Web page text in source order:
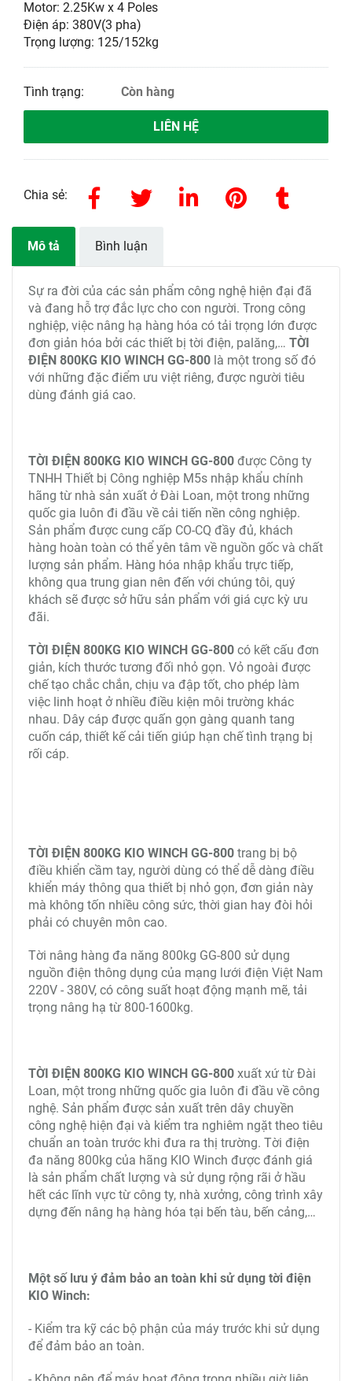
Motor: 2.25Kw x 4 Poles
Điện áp: 380V(3 pha)
Trọng lượng: 125/152kg
Tình trạng: Còn hàng
LIÊN HỆ
Chia sẻ:
Mô tả Bình luận
Sự ra đời của các sản phẩm công nghệ hiện đại đã
và đang hỗ trợ đắc lực cho con người. Trong công
nghiệp, việc nâng hạ hàng hóa có tải trọng lớn được
đơn giản hóa bởi các thiết bị tời điện, palăng,… TỜI
ĐIỆN 800KG KIO WINCH GG-800 là một trong số đó
với những đặc điểm ưu việt riêng, được người tiêu
dùng đánh giá cao.
TỜI ĐIỆN 800KG KIO WINCH GG-800 được Công ty
TNHH Thiết bị Công nghiệp M5s nhập khẩu chính
hãng từ nhà sản xuất ở Đài Loan, một trong những
quốc gia luôn đi đầu về cải tiến nền công nghiệp.
Sản phẩm được cung cấp CO-CQ đầy đủ, khách
hàng hoàn toàn có thể yên tâm về nguồn gốc và chất
lượng sản phẩm. Hàng hóa nhập khẩu trực tiếp,
không qua trung gian nên đến với chúng tôi, quý
khách sẽ được sở hữu sản phẩm với giá cực kỳ ưu
đãi.
TỜI ĐIỆN 800KG KIO WINCH GG-800 có kết cấu đơn
giản, kích thước tương đối nhỏ gọn. Vỏ ngoài được
chế tạo chắc chắn, chịu va đập tốt, cho phép làm
việc linh hoạt ở nhiều điều kiện môi trường khác
nhau. Dây cáp được quấn gọn gàng quanh tang
cuốn cáp, thiết kế cải tiến giúp hạn chế tình trạng bị
rối cáp.
TỜI ĐIỆN 800KG KIO WINCH GG-800 trang bị bộ
điều khiển cầm tay, người dùng có thể dễ dàng điều
khiển máy thông qua thiết bị nhỏ gọn, đơn giản này
mà không tốn nhiều công sức, thời gian hay đòi hỏi
phải có chuyên môn cao.
Tời nâng hàng đa năng 800kg GG-800 sử dụng
nguồn điện thông dụng của mạng lưới điện Việt Nam
220V - 380V, có công suất hoạt động mạnh mẽ, tải
trọng nâng hạ từ 800-1600kg.
TỜI ĐIỆN 800KG KIO WINCH GG-800 xuất xứ từ Đài
Loan, một trong những quốc gia luôn đi đầu về công
nghệ. Sản phẩm được sản xuất trên dây chuyền
công nghệ hiện đại và kiểm tra nghiêm ngặt theo tiêu
chuẩn an toàn trước khi đưa ra thị trường. Tời điện
đa năng 800kg của hãng KIO Winch được đánh giá
là sản phẩm chất lượng và sử dụng rộng rãi ở hầu
hết các lĩnh vực từ công ty, nhà xưởng, công trình xây
dựng đến nâng hạ hàng hóa tại bến tàu, bến cảng,…
Một số lưu ý đảm bảo an toàn khi sử dụng tời điện
KIO Winch:
- Kiểm tra kỹ các bộ phận của máy trước khi sử dụng
để đảm bảo an toàn.